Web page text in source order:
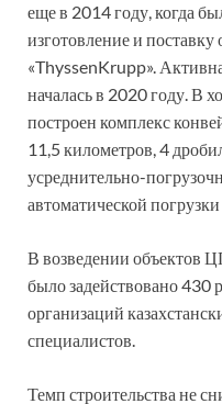
еще в 2014 году, когда
изготовление и
«ThyssenKrupp».
началась в 2020 году. В
построен комплекс
11,5 километров, 4
усреднительно-
автоматической
В возведении объектов
было задействовано 430
организаций
специалистов.
Темп строительства не